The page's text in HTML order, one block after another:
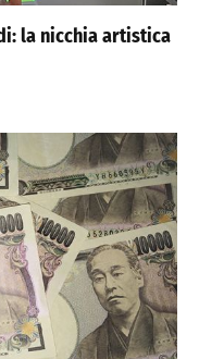
la nicchia artistica